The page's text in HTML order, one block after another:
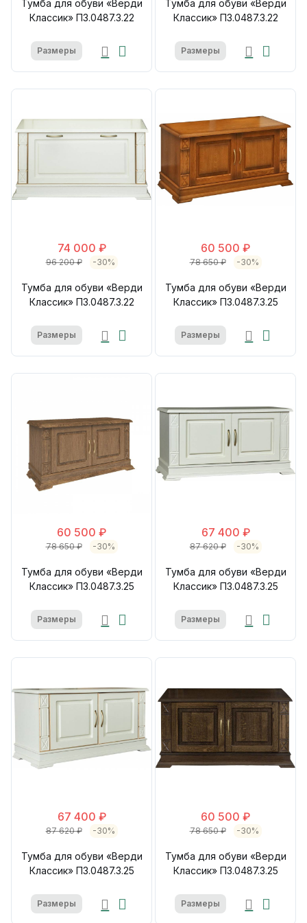
Тумба для обуви «Верди
Классик» П3.0487.3.22
Размеры
Тумба для обуви «Верди
Классик» П3.0487.3.22
Размеры
74 000 ₽
96 200 ₽ -30%
Тумба для обуви «Верди
Классик» П3.0487.3.22
Размеры
60 500 ₽
78 650 ₽ -30%
Тумба для обуви «Верди
Классик» П3.0487.3.25
Размеры
60 500 ₽
78 650 ₽ -30%
Тумба для обуви «Верди
Классик» П3.0487.3.25
Размеры
67 400 ₽
87 620 ₽ -30%
Тумба для обуви «Верди
Классик» П3.0487.3.25
Размеры
67 400 ₽
87 620 ₽ -30%
Тумба для обуви «Верди
Классик» П3.0487.3.25
Размеры
60 500 ₽
78 650 ₽ -30%
Тумба для обуви «Верди
Классик» П3.0487.3.25
Размеры